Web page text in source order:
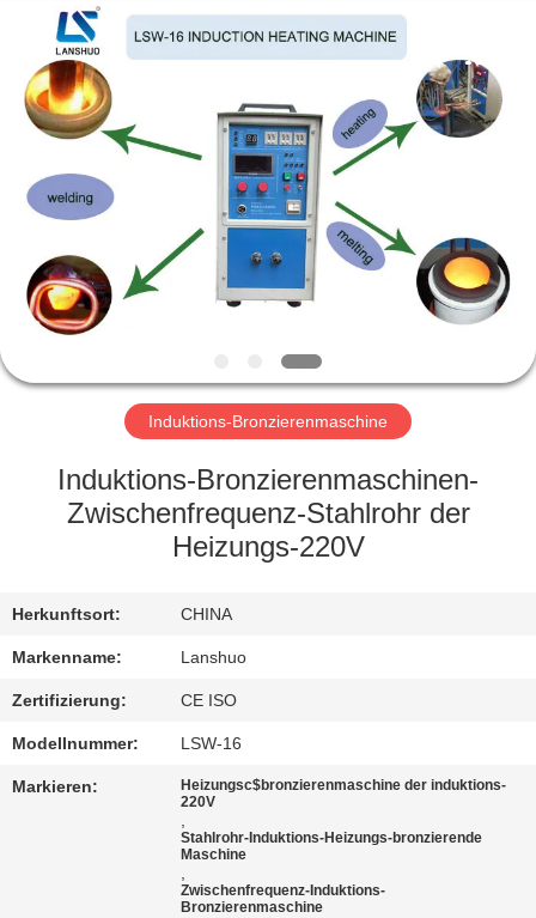
HAUS
PRODUKTE
ÜBER
UNS
FABRIK-
AUSFLUG
QUALITÄTSKONTROLLE
SIE
MIT
UNS
IN
VERBINDUNG
NACHRICHTEN
Electronics
Rights
Reserved.
Induktions-Bronzierenmaschine
Induktions-Bronzierenmaschinen-
Zwischenfrequenz-Stahlrohr der
Heizungs-220V
Herkunftsort: CHINA
Markenname: Lanshuo
Zertifizierung: CE ISO
Modellnummer: LSW-16
Markieren:
Heizungsc$bronzierenmaschine der induktions-
220V
,
Stahlrohr-Induktions-Heizungs-bronzierende
Maschine
,
Zwischenfrequenz-Induktions-
Bronzierenmaschine